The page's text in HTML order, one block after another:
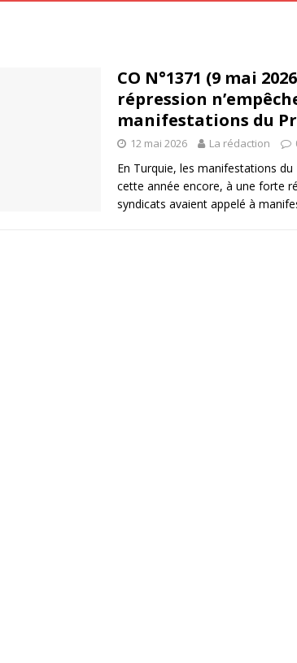
CO N°1371 (9 mai
répression
manifestations du
12 mai 2026 La rédaction
En Turquie, les manifestations
cette année encore, à une forte
syndicats avaient appelé à